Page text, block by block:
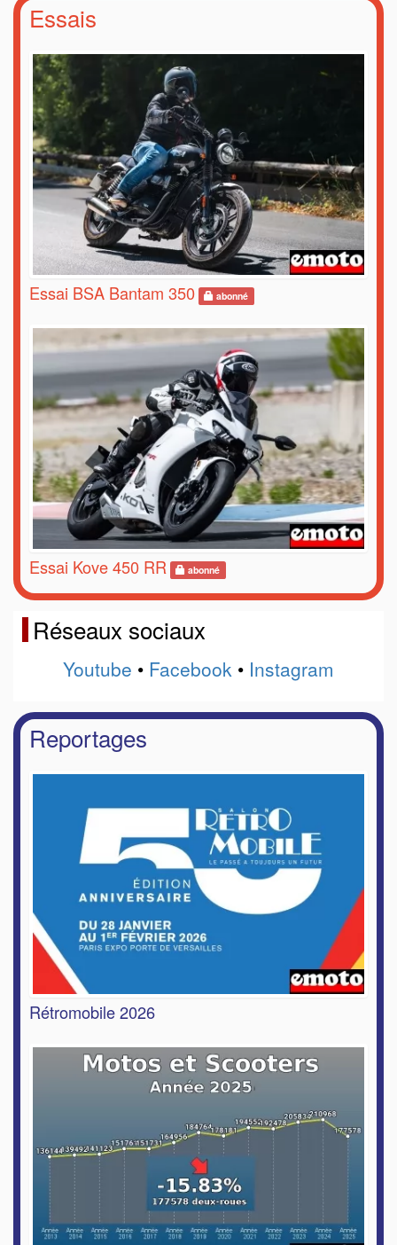
Essais
Essai BSA Bantam 350 abonné
Essai Kove 450 RR abonné
Réseaux sociaux
Youtube • Facebook • Instagram
Reportages
Rétromobile 2026